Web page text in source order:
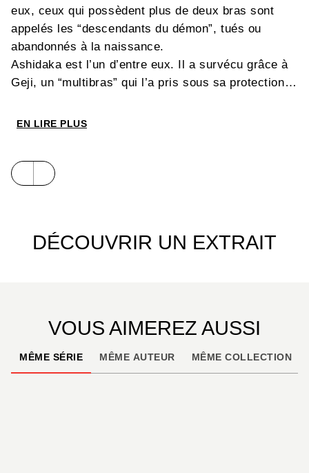
eux, ceux qui possèdent plus de deux bras sont
appelés les “descendants du démon”, tués ou
abandonnés à la naissance.
Ashidaka est l’un d’entre eux. Il a survécu grâce à
Geji, un “multibras” qui l’a pris sous sa protection
par ces créatures et leur customisation, notre héros
l’imaginait…
EN LIRE PLUS
DÉCOUVRIR UN EXTRAIT
VOUS AIMEREZ AUSSI
MÊME SÉRIE MÊME AUTEUR MÊME COLLECTION